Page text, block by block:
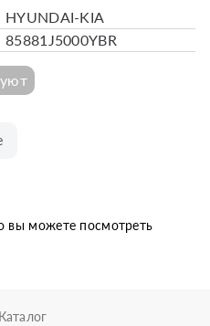
HYUNDAI-KIA
85881J5000YBR
вы можете посмотреть
Каталог